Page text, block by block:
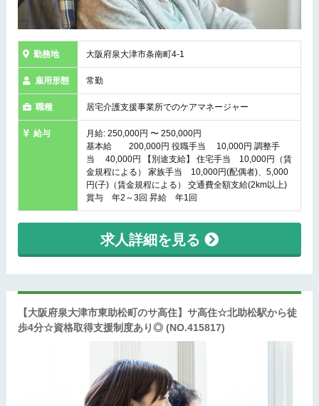
勤務地 大阪府泉大津市条南町4-1
雇用形態 常勤
職種 居宅介護支援事業所でのケアマネージャー
給与
月給: 250,000円 〜 250,000円
基本給 200,000円 役職手当 10,000円 調整手
当 40,000円 【別途支給】 住宅手当 10,000円（賃
金規程による） 家族手当 10,000円(配偶者)、5,000
円(子)（賃金規程による） 交通費全額支給(2km以上)
賞与 年2～3回 昇給 年1回
求人詳細を見る
【大阪府泉大津市東助松町のサ高住】サ高住☆北助松駅から徒
歩4分☆資格取得支援制度あり◎ (NO.415817)